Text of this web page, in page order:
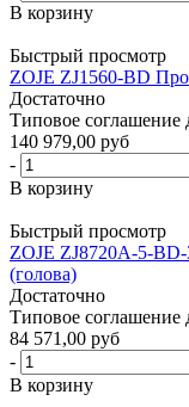
В корзину
Быстрый просмотр
ZOJE ZJ1560-BD
Достаточно
Типовое
140 979,00 руб
-
В корзину
Быстрый просмотр
ZOJE ZJ8720A-5-
(голова)
Достаточно
Типовое
84 571,00 руб
-
В корзину